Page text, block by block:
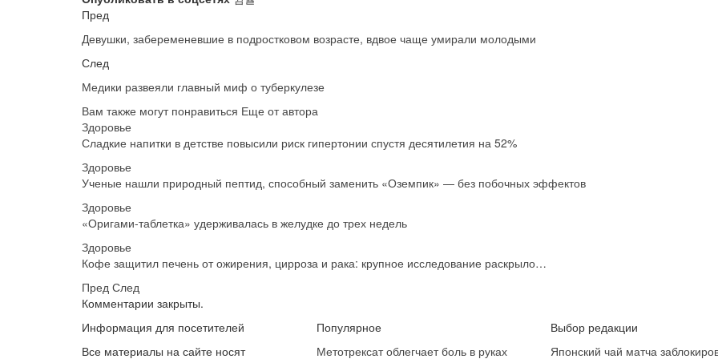
Пред
Девушки, забеременевшие в подростковом возрасте, вдвое чаще умирали молодыми
След
Медики развеяли главный миф о туберкулезе
Вам также могут понравиться Еще от автора
Здоровье
Сладкие напитки в детстве повысили риск гипертонии спустя десятилетия на 52%
Здоровье
Ученые нашли природный пептид, способный заменить «Оземпик» — без побочных эффектов
Здоровье
«Оригами-таблетка» удерживалась в желудке до трех недель
Здоровье
Кофе защитил печень от ожирения, цирроза и рака: крупное исследование раскрыло…
Пред След
Комментарии закрыты.
Информация для посетителей
Все материалы на сайте носят
Популярное
Метотрексат облегчает боль в руках
Выбор редакции
Японский чай матча